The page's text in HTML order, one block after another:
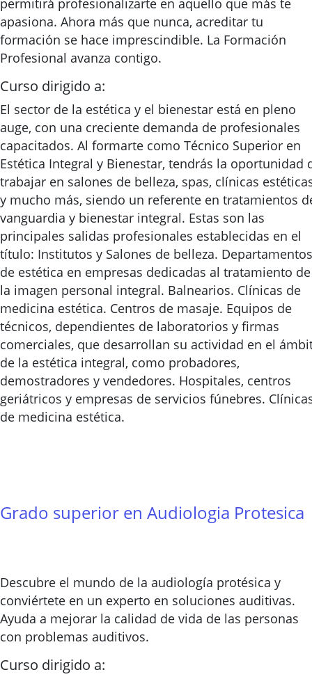
permitirá profesionalizarte en aquello que más te
apasiona. Ahora más que nunca, acreditar tu
formación se hace imprescindible. La Formación
Profesional avanza contigo.
Curso dirigido a:
El sector de la estética y el bienestar está en pleno
auge, con una creciente demanda de profesionales
capacitados. Al formarte como Técnico Superior en
Estética Integral y Bienestar, tendrás la oportunidad
trabajar en salones de belleza, spas, clínicas
y mucho más, siendo un referente en tratamientos
vanguardia y bienestar integral. Estas son las
principales salidas profesionales establecidas en el
título: Institutos y Salones de belleza. Departamentos
de estética en empresas dedicadas al tratamiento de
la imagen personal integral. Balnearios. Clínicas de
medicina estética. Centros de masaje. Equipos de
técnicos, dependientes de laboratorios y firmas
comerciales, que desarrollan su actividad en el
de la estética integral, como probadores,
demostradores y vendedores. Hospitales, centros
geriátricos y empresas de servicios fúnebres.
de medicina estética.
Grado superior en Audiologia Protesica
Descubre el mundo de la audiología protésica y
conviértete en un experto en soluciones auditivas.
Ayuda a mejorar la calidad de vida de las personas
con problemas auditivos.
Curso dirigido a: